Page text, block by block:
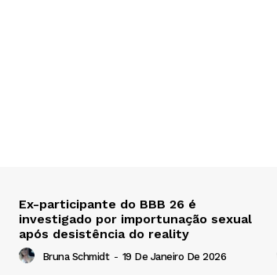
Ex-participante do BBB 26 é
investigado por importunação sexual
após desistência do reality
Bruna Schmidt - 19 De Janeiro De 2026